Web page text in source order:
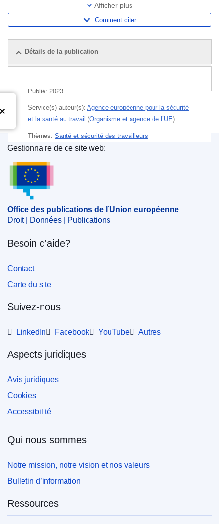
Afficher plus
Comment citer
Détails de la publication
Publié: 2023
Service(s) auteur(s): Agence européenne pour la sécurité
et la santé au travail (Organisme et agence de l’UE)
Thèmes: Santé et sécurité des travailleurs
humanisation du travail
nouvelle forme d'emploi
PDF
Papier
Released on EU publications website:
Cette publication peut être téléchargée au
format web (PDF) et au format de qualité
«impression» (PDF/X). Pour en savoir plus sur
la manière d’imprimer votre propre exemplaire
notresection FAQ.
Office des publications de l’Union européenne
Gestionnaire de ce site web:
Office des publications de l’Union européenne
Droit | Données | Publications
Besoin d'aide?
Contact
Carte du site
Suivez-nous
LinkedIn Facebook YouTube Autres
Aspects juridiques
Avis juridiques
Cookies
Accessibilité
Qui nous sommes
Notre mission, notre vision et nos valeurs
Bulletin d’information
Ressources